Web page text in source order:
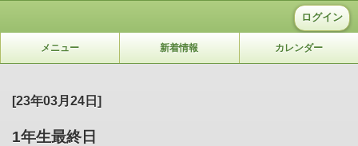
ログイン
メニュー 新着情報 カレンダー
[23年03月24日]
1年生最終日